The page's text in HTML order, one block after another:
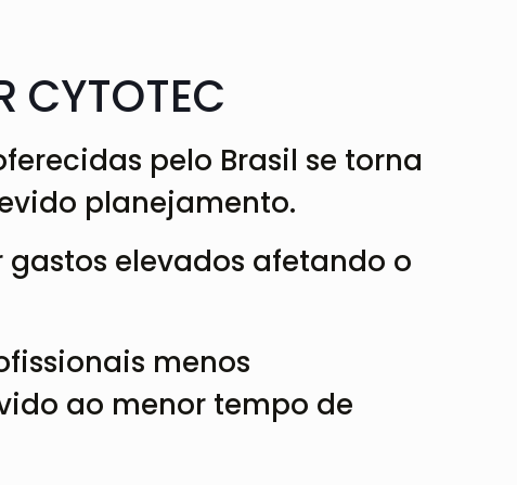
CYTOTEC
pelo Brasil se torna
planejamento.
elevados afetando o
menos
ao menor tempo de